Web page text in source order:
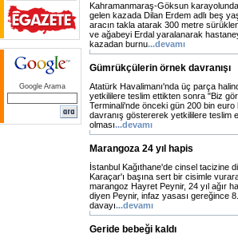
Google Arama
Kahramanmaraş-Göksun
gelen kazada Dilan Erdem adlı beş
aracın takla atarak 300 metre
ve ağabeyi Erdal yaralanarak
kazadan burnu...devamı
Gümrükçülerin örnek davranışı
Atatürk Havalimanı'nda üç parça
yetkililere teslim ettikten sonra "Biz
Terminali'nde önceki gün 200 bin
davranış göstererek yetkililere teslim
olması...devamı
Marangoza 24 yıl hapis
İstanbul Kağıthane'de cinsel tacizine
Karaçar'ı başına sert bir cisimle
marangoz Hayret Peynir, 24 yıl ağır
diyen Peynir, infaz yasası gereğince
davayı...devamı
Geride bebeği kaldı